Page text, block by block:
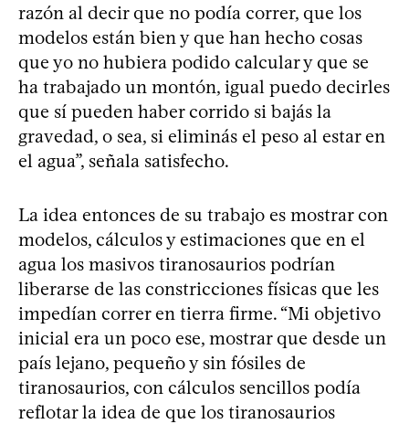
razón al decir que no podía correr, que los
modelos están bien y que han hecho cosas
que yo no hubiera podido calcular y que se
ha trabajado un montón, igual puedo decirles
que sí pueden haber corrido si bajás la
gravedad, o sea, si eliminás el peso al estar en
el agua”, señala satisfecho.
La idea entonces de su trabajo es mostrar con
modelos, cálculos y estimaciones que en el
agua los masivos tiranosaurios podrían
liberarse de las constricciones físicas que les
impedían correr en tierra firme. “Mi objetivo
inicial era un poco ese, mostrar que desde un
país lejano, pequeño y sin fósiles de
tiranosaurios, con cálculos sencillos podía
reflotar la idea de que los tiranosaurios